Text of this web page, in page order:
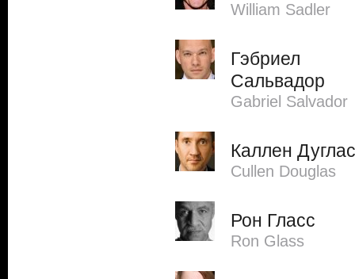
William Sadler
Гэбриел
Сальвадор
Gabriel Salvador
Каллен Дуглас
Cullen Douglas
Рон Гласс
Ron Glass